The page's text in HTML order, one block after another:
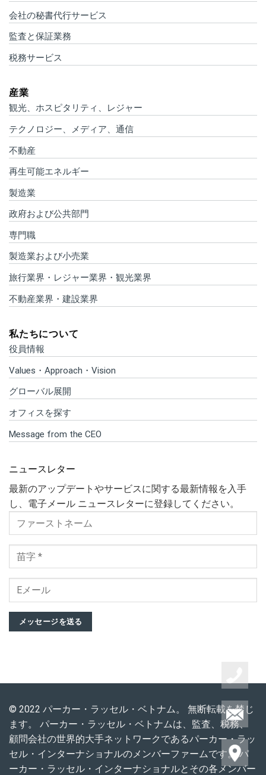
会社の秘書代行サービス
監査と保証業務
税務サービス
産業
観光、ホスピタリティ、レジャー
テクノロジー、メディア、通信
不動産
再生可能エネルギー
製造業
政府および公共部門
専門職
製造業および小売業
旅行業界・レジャー業界・観光業界
不動産業界・建設業界
私たちについて
役員情報
Values・Approach・Vision
グローバル展開
オフィスを探す
Message from the CEO
ニュースレター
最新のアップデートやサービスに関する最新情報を入手
し、電子メール ニュースレターに登録してください。
メッセージを送る
© 2022 パーカー・ラッセル・ベトナム。 無断転載を禁じ
ます。 パーカー・ラッセル・ベトナムは、監査、税務、
顧問会社の世界的大手ネットワークであるパーカー・ラッ
セル・インターナショナルのメンバーファームです。 パ
ーカー・ラッセル・インターナショナルとその各メンバー